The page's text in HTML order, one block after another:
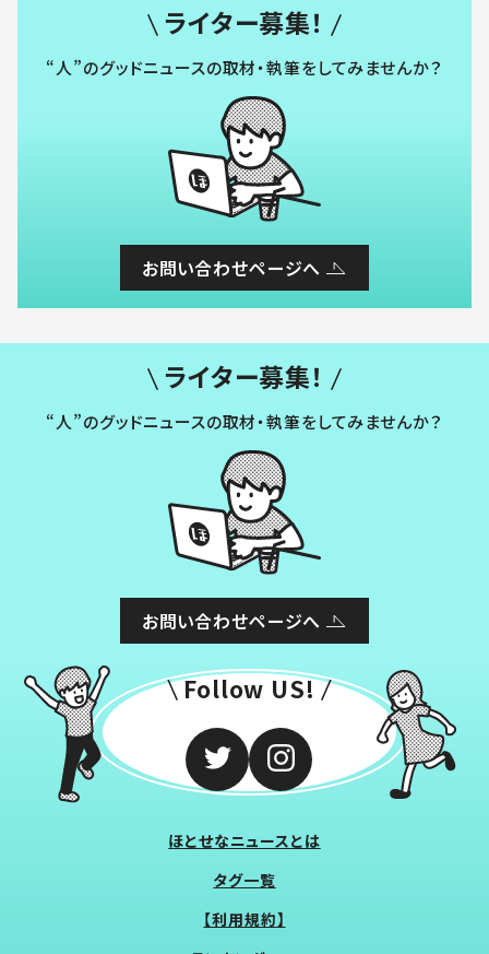
ライター募集！
“人”のグッドニュースの取材・執筆をしてみませんか？
お問い合わせページへ
ライター募集！
“人”のグッドニュースの取材・執筆をしてみませんか？
お問い合わせページへ
Follow US!
ほとせなニュースとは
タグ一覧
【利用規約】